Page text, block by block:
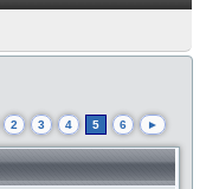
2 3 4 5 6 ►